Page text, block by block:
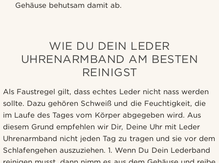
Gehäuse behutsam damit ab.
WIE DU DEIN LEDER
UHRENARMBAND AM BESTEN
REINIGST
Als Faustregel gilt, dass echtes Leder nicht nass werden
sollte. Dazu gehören Schweiß und die Feuchtigkeit, die
im Laufe des Tages vom Körper abgegeben wird. Aus
diesem Grund empfehlen wir Dir, Deine Uhr mit Leder
Uhrenarmband nicht jeden Tag zu tragen und sie vor dem
Schlafengehen auszuziehen. 1. Wenn Du Dein Lederband